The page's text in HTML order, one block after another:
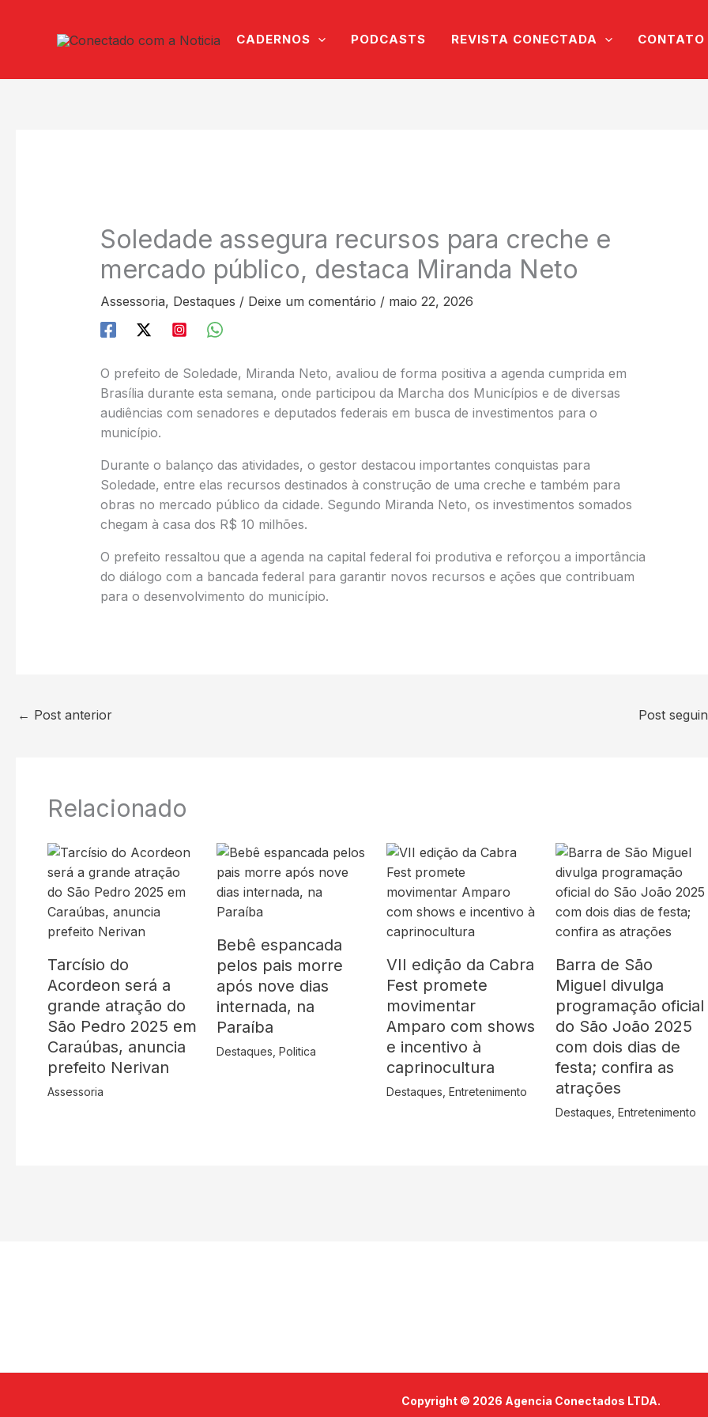
CADERNOS PODCASTS REVISTA CONECTADA CONTATO
Soledade assegura recursos para creche e
mercado público, destaca Miranda Neto
Assessoria, Destaques / Deixe um comentário / maio 22, 2026
O prefeito de Soledade, Miranda Neto, avaliou de forma positiva a agenda cumprida em
Brasília durante esta semana, onde participou da Marcha dos Municípios e de diversas
audiências com senadores e deputados federais em busca de investimentos para o
município.
Durante o balanço das atividades, o gestor destacou importantes conquistas para
Soledade, entre elas recursos destinados à construção de uma creche e também para
obras no mercado público da cidade. Segundo Miranda Neto, os investimentos somados
chegam à casa dos R$ 10 milhões.
O prefeito ressaltou que a agenda na capital federal foi produtiva e reforçou a importância
do diálogo com a bancada federal para garantir novos recursos e ações que contribuam
para o desenvolvimento do município.
← Post anterior Post
Relacionado
Tarcísio do
Acordeon será a
grande atração do
São Pedro 2025 em
Caraúbas, anuncia
prefeito Nerivan
Assessoria
Bebê espancada
pelos pais morre
após nove dias
internada, na
Paraíba
Destaques ,Politica
VII edição da Cabra
Fest promete
movimentar
Amparo com shows
e incentivo à
caprinocultura
Destaques Entretenimento
Barra de São
Miguel divulga
programação oficial
do São João 2025
com dois dias de
festa; confira as
atrações
Destaques ,Entretenimento
Copyright © 2026 Agencia Conectados LTDA.